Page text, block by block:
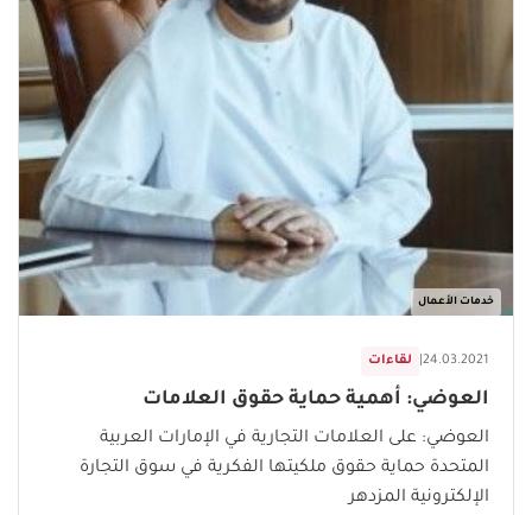
خدمات الأعمال
لقاءات 24.03.2021
العوضي: أهمية حماية حقوق العلامات
العوضي: على العلامات التجارية في الإمارات العربية
المتحدة حماية حقوق ملكيتها الفكرية في سوق التجارة
الإلكترونية المزدهر